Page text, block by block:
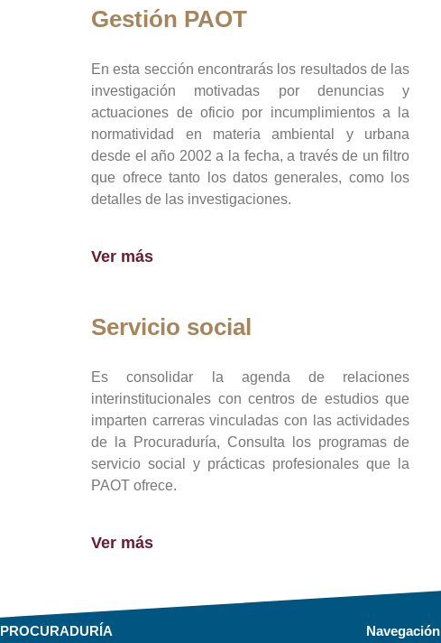
Gestión PAOT
En esta sección encontrarás los resultados de las
investigación motivadas por denuncias y
actuaciones de oficio por incumplimientos a la
normatividad en materia ambiental y urbana
desde el año 2002 a la fecha, a través de un filtro
que ofrece tanto los datos generales, como los
detalles de las investigaciones.
Ver más
Servicio social
Es consolidar la agenda de relaciones
interinstitucionales con centros de estudios que
imparten carreras vinculadas con las actividades
de la Procuraduría, Consulta los programas de
servicio social y prácticas profesionales que la
PAOT ofrece.
Ver más
PROCURADURÍA Navegación